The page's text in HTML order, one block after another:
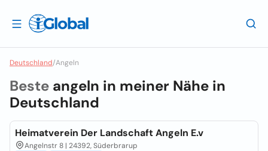
Deutschland/Angeln
Beste angeln in meiner Nähe in
Deutschland
Heimatverein Der Landschaft Angeln E.v
Angelnstr 8 | 24392, Süderbrarup